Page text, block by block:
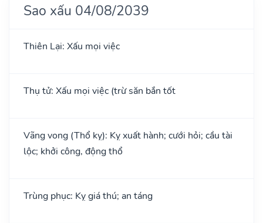
Sao xấu 04/08/2039
Thiên Lại: Xấu mọi việc
Thụ tử: Xấu mọi việc (trừ săn bắn tốt
Vãng vong (Thổ kỵ): Kỵ xuất hành; cưới hỏi; cầu tài
lộc; khởi công, động thổ
Trùng phục: Kỵ giá thú; an táng